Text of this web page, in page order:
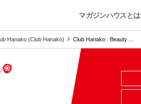
マガジンハウスとは
Hanako (Club Hanako) Club Hanako : Beauty …